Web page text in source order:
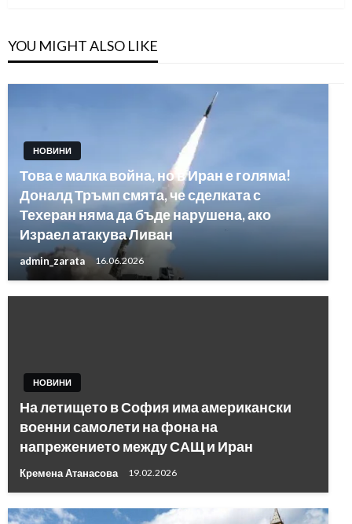
YOU MIGHT ALSO LIKE
НОВИНИ
Това е малка война, но в Иран е голяма!
Доналд Тръмп смята, че сделката с
Техеран няма да бъде нарушена, ако
Израел атакува Ливан
admin_zarata 16.06.2026
НОВИНИ
На летището в София има американски
военни самолети на фона на
напрежението между САЩ и Иран
Кремена Атанасова 19.02.2026